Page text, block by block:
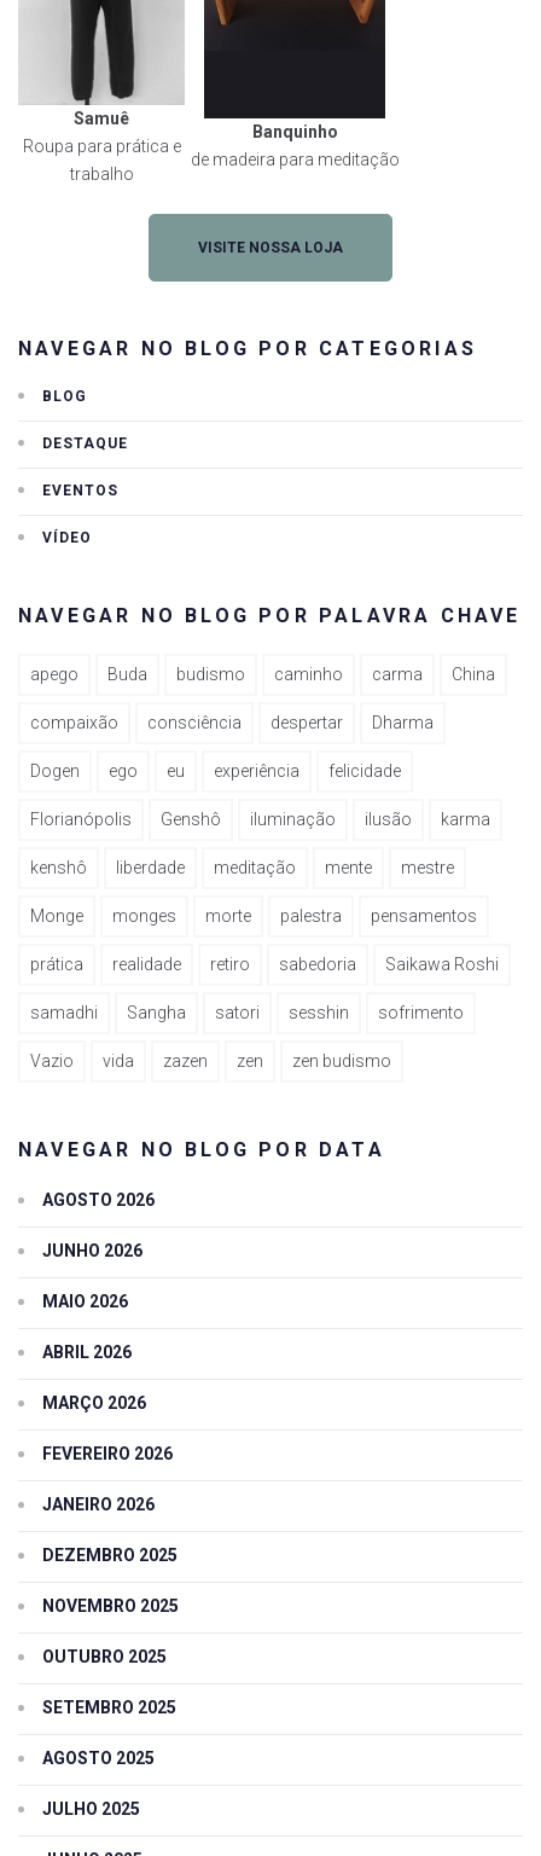
Samuê
Roupa para prática e
trabalho
Banquinho
de madeira para meditação
VISITE NOSSA LOJA
NAVEGAR NO BLOG POR CATEGORIAS
BLOG
DESTAQUE
EVENTOS
VÍDEO
NAVEGAR NO BLOG POR PALAVRA CHAVE
apego Buda budismo caminho carma China
compaixão consciência despertar Dharma
Dogen ego eu experiência felicidade
Florianópolis Genshô iluminação ilusão karma
kenshô liberdade meditação mente mestre
Monge monges morte palestra pensamentos
prática realidade retiro sabedoria Saikawa Roshi
samadhi Sangha satori sesshin sofrimento
Vazio vida zazen zen zen budismo
NAVEGAR NO BLOG POR DATA
AGOSTO 2026
JUNHO 2026
MAIO 2026
ABRIL 2026
MARÇO 2026
FEVEREIRO 2026
JANEIRO 2026
DEZEMBRO 2025
NOVEMBRO 2025
OUTUBRO 2025
SETEMBRO 2025
AGOSTO 2025
JULHO 2025